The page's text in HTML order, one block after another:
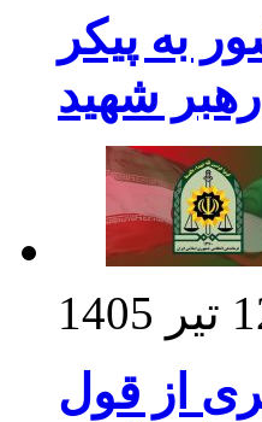
به پیکر
شهید
1405
از قول